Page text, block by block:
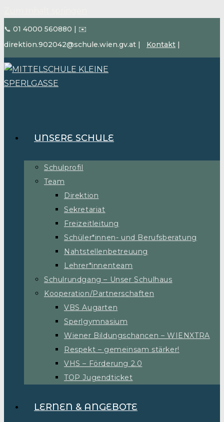
📞 01 4000 560880 | ✉️
direktion.902042@schule.wien.gv.at | Kontakt |
UNSERE SCHULE
Schulprofil
Team
Direktion
Sekretariat
Freizeitleitung
Schüler*innen- und Berufsberatung
Nahtstellenbetreuung
Lehrer*innenteam
Schulrundgang – Unser Schulhaus
Kooperation/Partnerschaften
VBS Augarten
Sperlgymnasium
Wiener Bildungschancen – WIENXTRA
Respekt – gemeinsam stärker!
VHS – Förderung 2.0
TOP Jugendticket
LERNEN & ANGEBOTE